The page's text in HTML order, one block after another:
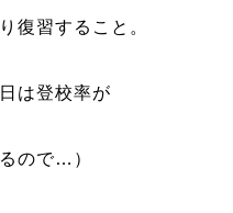
復習すること。
は登校率が
ので…）